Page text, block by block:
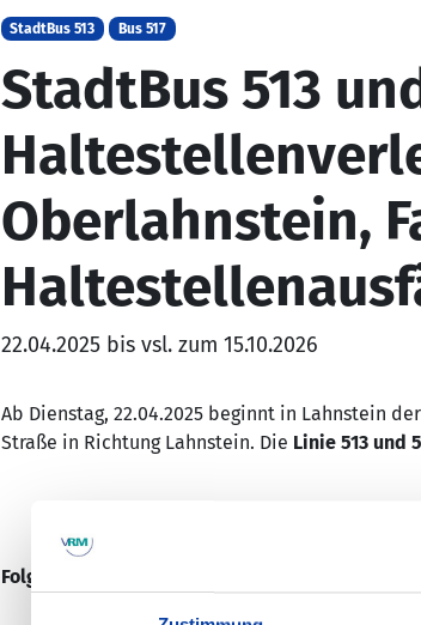
StadtBus 513 Bus 517
StadtBus 513 und
Oberlahnstein,
22.04.2025 bis vsl. zum 15.10.2026
Ab Dienstag, 22.04.2025 beginnt in Lahnstein
Straße in Richtung Lahnstein. Die Linie 513 und
Folgende Haltestellen können nicht bedient